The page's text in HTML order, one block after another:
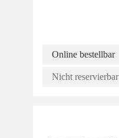
Online bestellbar
Nicht reservierbar